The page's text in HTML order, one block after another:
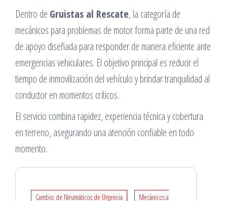
Dentro de Gruistas al Rescate, la categoría de
mecánicos para problemas de motor forma parte de una red
de apoyo diseñada para responder de manera eficiente ante
emergencias vehiculares. El objetivo principal es reducir el
tiempo de inmovilización del vehículo y brindar tranquilidad al
conductor en momentos críticos.
El servicio combina rapidez, experiencia técnica y cobertura
en terreno, asegurando una atención confiable en todo
momento.
Cambio de Neumáticos de Urgencia Mecánicos a